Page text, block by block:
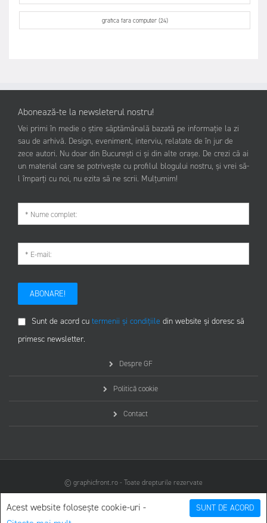
SUNT DE ACORD
Acest website folosește cookie-uri -
grafica fara computer (24)
Abonează-te la newsleterul nostru!
Vei primi în medie o știre săptămânală bazată pe informație la zi
sau de arhivă. Design, eveniment, interviu, relatate de în jur de
zece autori. Nu doar din București ci și din alte orașe. De crezi că ai
un material care se potrivește cu profilul blogului nostru, și vrei să-
l împarți cu noi, nu ezita să ne scrii. Mulțumim!
ABONARE!
Sunt de acord cu termenii și condițiile din website și doresc să
primesc newsletter.
Despre GF
Politică cookie
Contact
© graphicfront.ro - Toate drepturile rezervate